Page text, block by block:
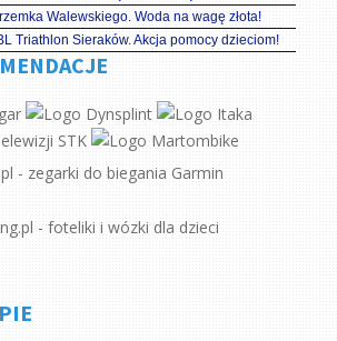
Walewskiego. Woda na wagę złota!
Triathlon Sieraków. Akcja pomocy dzieciom!